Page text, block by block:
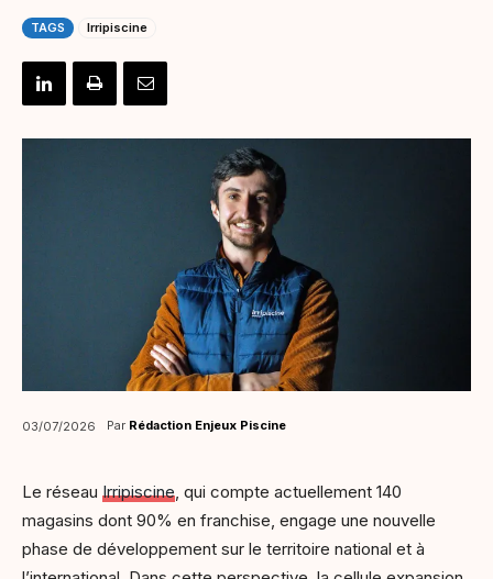
TAGS Irripiscine
03/07/2026 Par Rédaction Enjeux Piscine
Le réseau Irripiscine , qui compte actuellement 140
magasins dont 90% en franchise, engage une nouvelle
phase de développement sur le territoire national et à